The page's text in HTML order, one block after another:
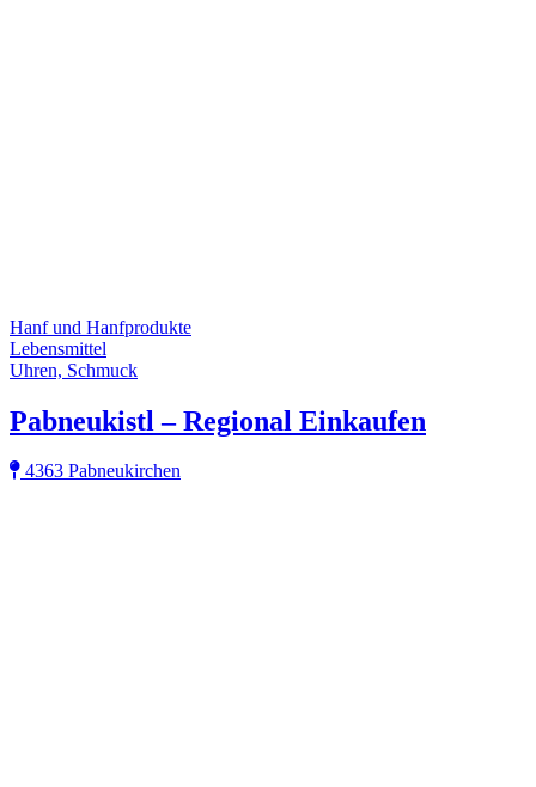
Hanf und Hanfprodukte
Lebensmittel
Uhren, Schmuck
Pabneukistl – Regional Einkaufen
4363 Pabneukirchen